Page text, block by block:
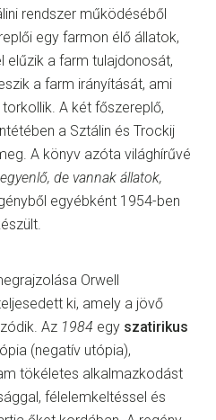
rendszer működéséből
egy farmon élő állatok,
elűzik a farm tulajdonosát,
a farm irányítását, ami
A két főszereplő,
a Sztálin és Trockij
A könyv azóta világhírűvé
de vannak állatok,
egyébként 1954-ben
Orwell
ki, amely a jövő
Az 1984 egy szatirikus
(negatív utópia),
tökéletes alkalmazkodást
félelemkeltéssel és